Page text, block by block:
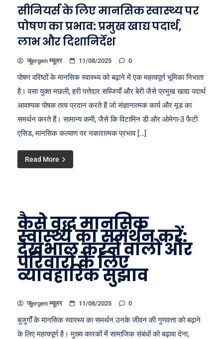
सीनियर्स के लिए मानसिक स्वास्थ्य पर
पोषण का प्रभाव: प्रमुख खाद्य पदार्थ,
लाभ और दिशानिर्देश
जूergen म्यूलर 11/08/2025 0
पोषण वरिष्ठों के मानसिक स्वास्थ्य को बढ़ाने में एक महत्वपूर्ण भूमिका निभाता
है। वसा युक्त मछली, हरी पत्तेदार सब्जियाँ और बेरी जैसे प्रमुख खाद्य पदार्थ
आवश्यक पोषक तत्व प्रदान करते हैं जो संज्ञानात्मक कार्य और मूड का
समर्थन करते हैं। सामान्य कमी, जैसे कि विटामिन डी और ओमेगा-3 फैटी
एसिड, मानसिक कल्याण पर नकारात्मक प्रभाव […]
Read More
कैसे वृद्ध मानसिक
स्वास्थ्य का समर्थन करें:
देखभाल करने वालों और
परिवारों के लिए
व्यावहारिक सुझाव
जूergen म्यूलर 11/08/2025 0
बुजुर्गों के मानसिक स्वास्थ्य का समर्थन उनके जीवन की गुणवत्ता को बढ़ाने
के लिए महत्वपूर्ण है। मुख्य कारकों में सामाजिक संबंधों को बढ़ावा देना,